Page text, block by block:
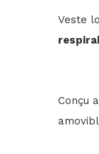
Veste
Conçu